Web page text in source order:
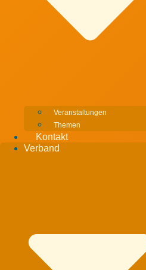
Veranstaltungen
Themen
Kontakt
Verband